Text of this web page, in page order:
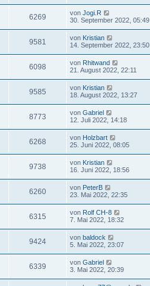
6269 von Jogi.R
30. September 2022, 05:49
9581 von Kristian
14. September 2022, 23:50
6098 von Rhitwand
21. August 2022, 22:11
9585 von Kristian
18. August 2022, 13:27
8773 von Gabriel
12. Juli 2022, 14:18
6268 von Holzbart
25. Juni 2022, 08:05
9738 von Kristian
16. Juni 2022, 18:56
6260 von PeterB
23. Mai 2022, 22:35
6315 von Rolf CH-8
7. Mai 2022, 18:32
9424 von baldock
5. Mai 2022, 23:07
6339 von Gabriel
3. Mai 2022, 20:39